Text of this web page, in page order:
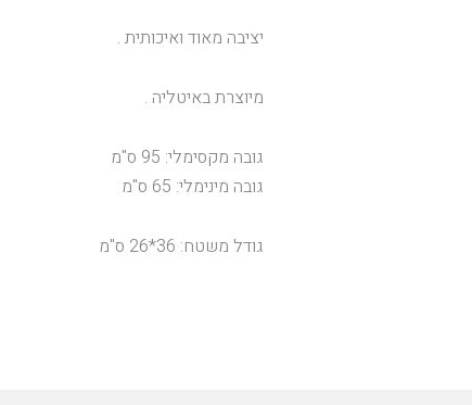
יציבה מאוד ואיכותית .
מיוצרת באיטליה .
גובה מקסימלי: 95 ס"מ
גובה מינימלי: 65 ס"מ
גודל משטח: 36*26 ס"מ